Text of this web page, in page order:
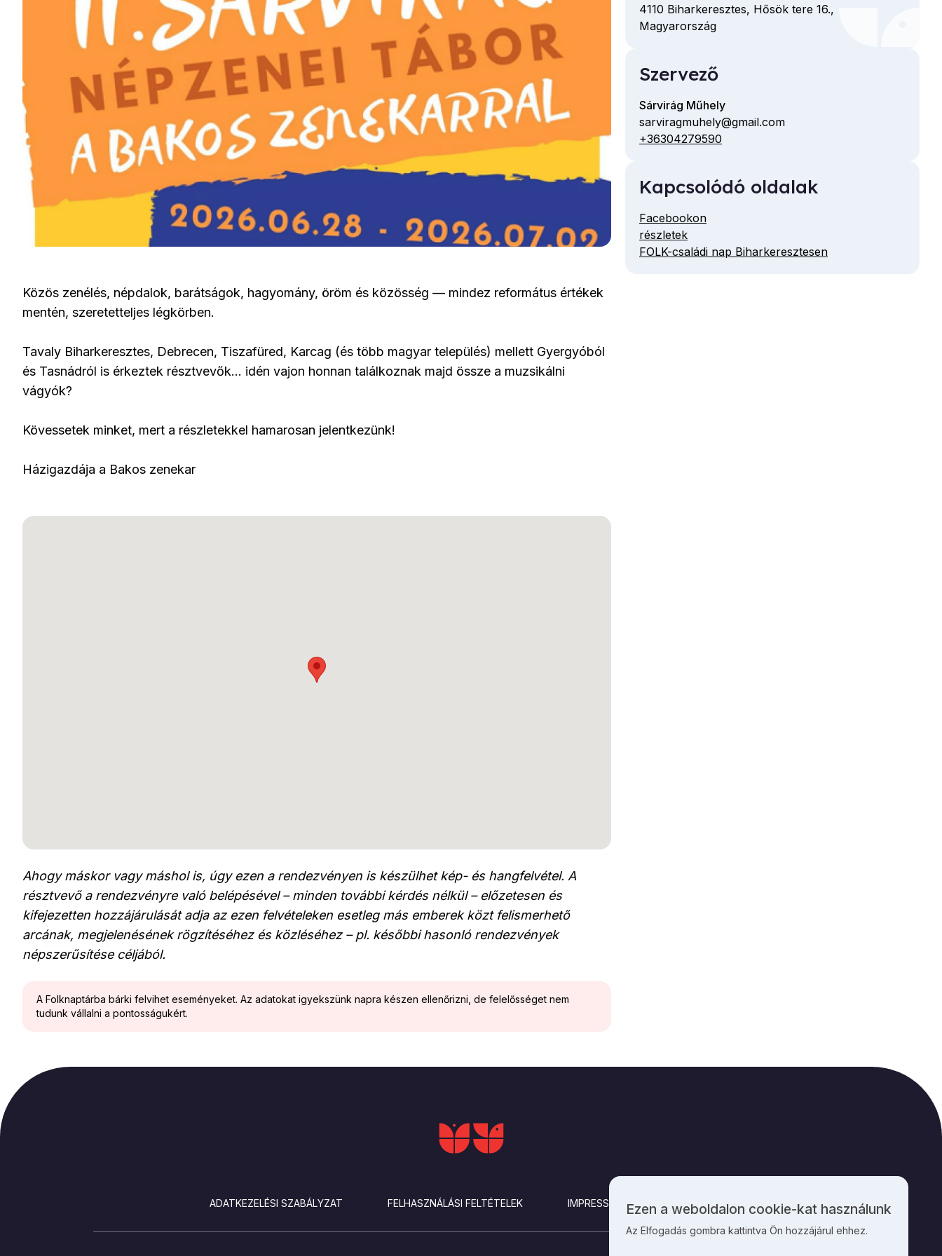
Közös zenélés, népdalok, barátságok, hagyomány, öröm és közösség — mindez református értékek
mentén, szeretetteljes légkörben.
Tavaly Biharkeresztes, Debrecen, Tiszafüred, Karcag (és több magyar település) mellett Gyergyóból
és Tasnádról is érkeztek résztvevők… idén vajon honnan találkoznak majd össze a muzsikálni
vágyók?
Kövessetek minket, mert a részletekkel hamarosan jelentkezünk!
Házigazdája a Bakos zenekar
Ahogy máskor vagy máshol is, úgy ezen a rendezvényen is készülhet kép- és hangfelvétel. A
résztvevő a rendezvényre való belépésével – minden további kérdés nélkül – előzetesen és
kifejezetten hozzájárulását adja az ezen felvételeken esetleg más emberek közt felismerhető
arcának, megjelenésének rögzítéséhez és közléséhez – pl. későbbi hasonló rendezvények
népszerűsítése céljából.
A Folknaptárba bárki felvihet eseményeket. Az adatokat igyekszünk napra készen ellenőrizni, de felelősséget nem
tudunk vállalni a pontosságukért.
4110 Biharkeresztes, Hősök tere 16.,
Magyarország
Szervező
Sárvirág Műhely
E-
mail
sarviragmuhely@gmail.com
Telefon
+36304279590
Kapcsolódó oldalak
Facebookon
részletek
FOLK-családi nap Biharkeresztesen
ADATKEZELÉSI SZABÁLYZAT FELHASZNÁLÁSI FELTÉTELEK IMPRESSZUM KAPCSOLAT
Személyes
adatok
Ezen a weboldalon cookie-kat használunk
Az Elfogadás gombra kattintva Ön hozzájárul ehhez.